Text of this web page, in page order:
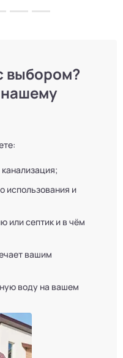
выбором?
использования и
или септик и в чём
вашим
воду на вашем